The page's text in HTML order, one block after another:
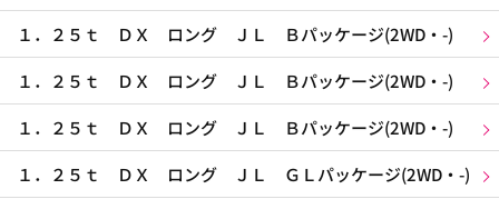
１．２５ｔ ＤＸ ロング ＪＬ Ｂパッケージ(2WD・-)
１．２５ｔ ＤＸ ロング ＪＬ Ｂパッケージ(2WD・-)
１．２５ｔ ＤＸ ロング ＪＬ Ｂパッケージ(2WD・-)
１．２５ｔ ＤＸ ロング ＪＬ ＧＬパッケージ(2WD・-)